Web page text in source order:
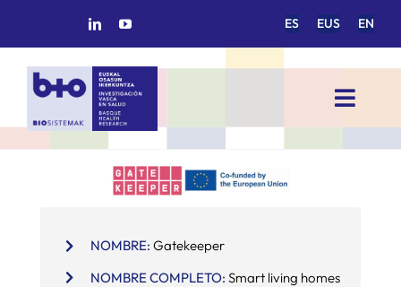
ES EUS EN
Toggle
INICIO
NOMBRE: Gatekeeper
NOMBRE COMPLETO: Smart living homes